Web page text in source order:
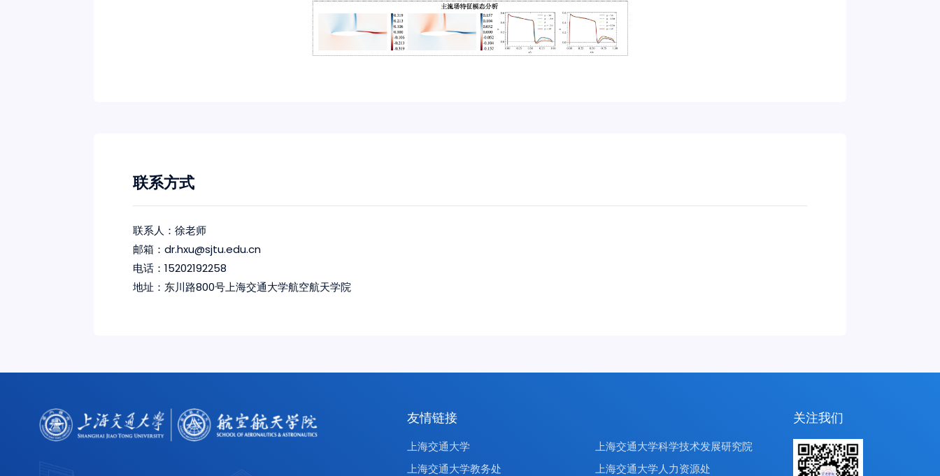
联系方式
联系人：徐老师
邮箱：dr.hxu@sjtu.edu.cn
电话：15202192258
地址：东川路800号上海交通大学航空航天学院
友情链接
上海交通大学
上海交通大学教务处
上海交通大学科学技术发展研究院
上海交通大学人力资源处
关注我们